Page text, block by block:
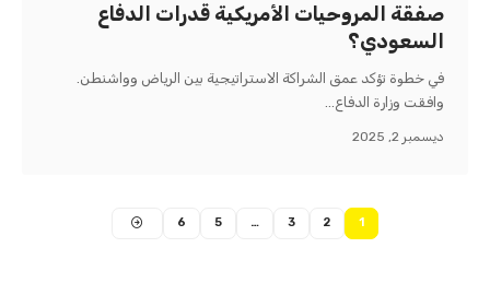
صفقة المروحيات الأمريكية قدرات الدفاع
السعودي؟
في خطوة تؤكد عمق الشراكة الاستراتيجية بين الرياض وواشنطن.
وافقت وزارة الدفاع…
ديسمبر 2, 2025
1
2
3
…
5
6